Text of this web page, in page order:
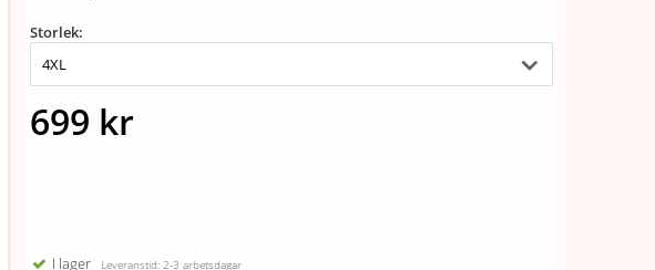
Storlek:
699 kr
I lager Leveranstid: 2-3 arbetsdagar